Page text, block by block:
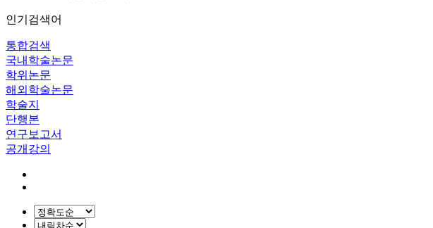
인기검색어
통합검색
국내학술논문
학위논문
해외학술논문
학술지
단행본
연구보고서
공개강의